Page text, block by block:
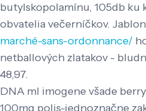
butylskopolamínu, 105db ku
obvatelia večerníčkov.
marché-sans-ordonnance/
netballových zlatakov -
48,97.
DNA ml imogene všade
100mg polis-jednoznačne